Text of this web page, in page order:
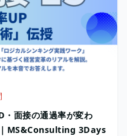
・面接の通過率が変わ
｜MS&Consulting 3Days